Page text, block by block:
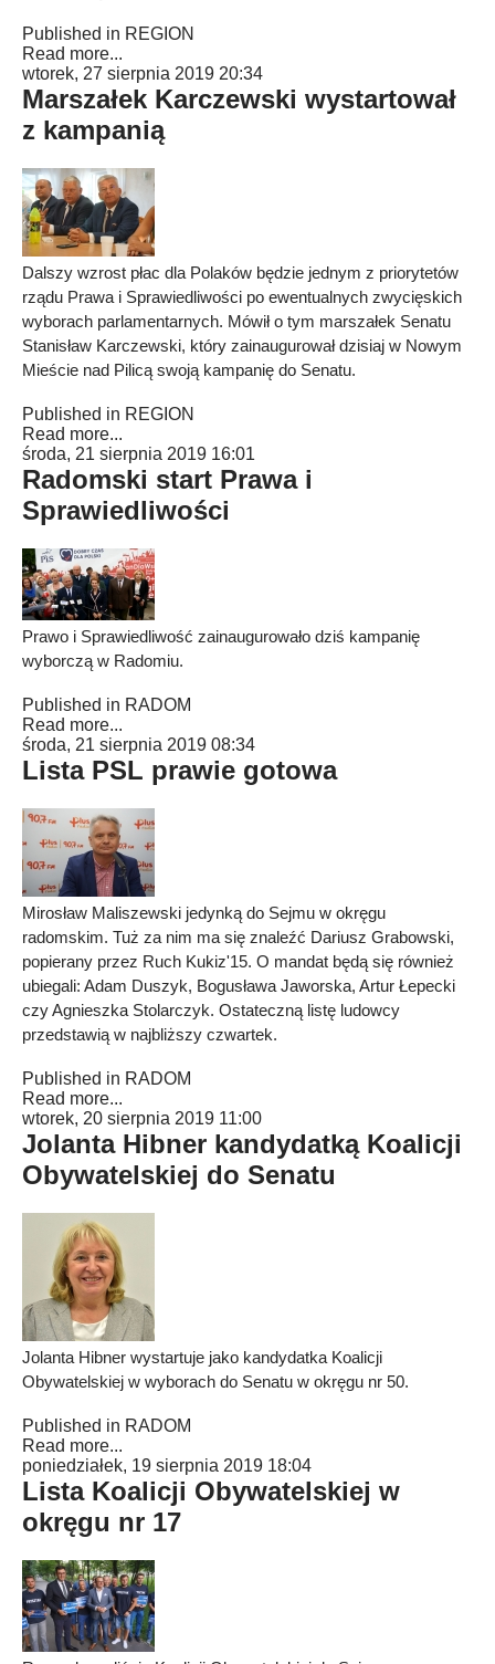
Published in REGION
Read more...
wtorek, 27 sierpnia 2019 20:34
Marszałek Karczewski wystartował
z kampanią
Dalszy wzrost płac dla Polaków będzie jednym z priorytetów
rządu Prawa i Sprawiedliwości po ewentualnych zwycięskich
wyborach parlamentarnych. Mówił o tym marszałek Senatu
Stanisław Karczewski, który zainaugurował dzisiaj w Nowym
Mieście nad Pilicą swoją kampanię do Senatu.
Published in REGION
Read more...
środa, 21 sierpnia 2019 16:01
Radomski start Prawa i
Sprawiedliwości
Prawo i Sprawiedliwość zainaugurowało dziś kampanię
wyborczą w Radomiu.
Published in RADOM
Read more...
środa, 21 sierpnia 2019 08:34
Lista PSL prawie gotowa
Mirosław Maliszewski jedynką do Sejmu w okręgu
radomskim. Tuż za nim ma się znaleźć Dariusz Grabowski,
popierany przez Ruch Kukiz'15. O mandat będą się również
ubiegali: Adam Duszyk, Bogusława Jaworska, Artur Łepecki
czy Agnieszka Stolarczyk. Ostateczną listę ludowcy
przedstawią w najbliższy czwartek.
Published in RADOM
Read more...
wtorek, 20 sierpnia 2019 11:00
Jolanta Hibner kandydatką Koalicji
Obywatelskiej do Senatu
Jolanta Hibner wystartuje jako kandydatka Koalicji
Obywatelskiej w wyborach do Senatu w okręgu nr 50.
Published in RADOM
Read more...
poniedziałek, 19 sierpnia 2019 18:04
Lista Koalicji Obywatelskiej w
okręgu nr 17